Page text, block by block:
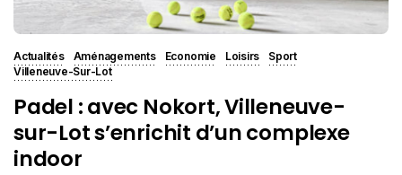
Actualités Aménagements Economie Loisirs
Sport
Villeneuve-Sur-Lot
Padel : avec Nokort, Villeneuve-
sur-Lot s’enrichit d’un complexe
indoor